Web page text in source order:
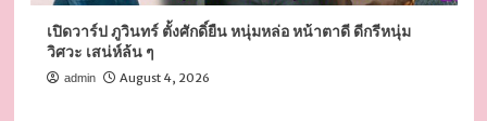
เปิดวาร์ป ภูวินทร์ ตั้งศักดิ์ยืน หนุ่มหล่อ หน้าตาดี ดีกรีหนุ่ม
วิศวะ เสน่ห์ล้น ๆ
admin August 4, 2026